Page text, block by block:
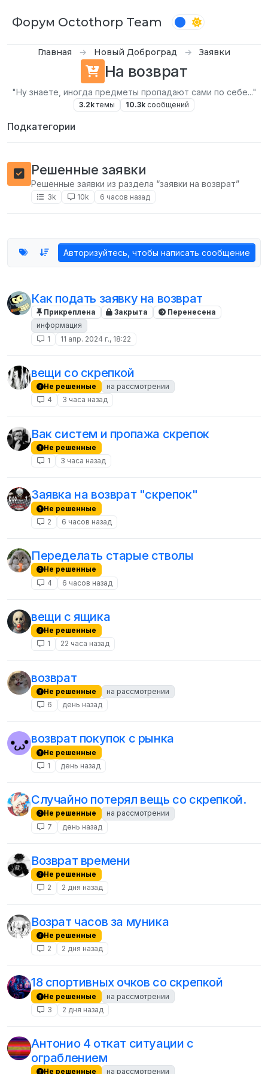
Форум Octothorp Team
Главная Новый Доброград Заявки
На возврат
"Ну знаете, иногда предметы пропадают сами по себе..."
3.2k темы 10.3k сообщений
Подкатегории
Решенные заявки
Решенные заявки из раздела “заявки на возврат”
3k 10k 6 часов назад
Авторизуйтесь, чтобы написать сообщение
Как подать заявку на возврат
Прикреплена Закрыта
Перенесена
информация
1
11 апр. 2024 г., 18:22
вещи со скрепкой
Не решенные
на рассмотрении
4
3 часа назад
Вак систем и пропажа скрепок
Не решенные
1
3 часа назад
Заявка на возврат "скрепок"
Не решенные
2
6 часов назад
Переделать старые стволы
Не решенные
4
6 часов назад
вещи с ящика
Не решенные
1
22 часа назад
возврат
Не решенные
на рассмотрении
6
день назад
возврат покупок с рынка
Не решенные
1
день назад
Случайно потерял вещь со скрепкой.
Не решенные
на рассмотрении
7
день назад
Возврат времени
Не решенные
2
2 дня назад
Возрат часов за муника
Не решенные
2
2 дня назад
18 спортивных очков со скрепкой
Не решенные
на рассмотрении
3
2 дня назад
Антонио 4 откат ситуации с
ограблением
Не решенные
на рассмотрении